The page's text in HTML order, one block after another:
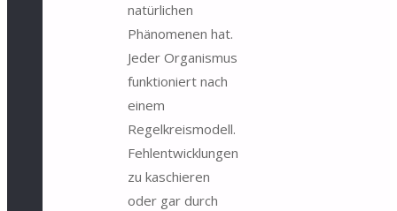
natürlichen
Phänomenen hat.
Jeder Organismus
funktioniert nach
einem
Regelkreismodell.
Fehlentwicklungen
zu kaschieren
oder gar durch